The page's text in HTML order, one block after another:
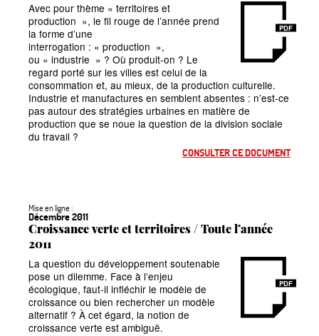
PDF
Avec pour thème « territoires et
production », le fil rouge de l’année prend
la forme d’une
interrogation : « production »,
ou « industrie » ? Où produit-on ? Le
regard porté sur les villes est celui de la
consommation et, au mieux, de la production culturelle.
Industrie et manufactures en semblent absentes : n’est-ce
pas autour des stratégies urbaines en matière de
production que se noue la question de la division sociale
du travail ?
CONSULTER CE DOCUMENT
Mise en ligne :
Décembre 2011
Croissance verte et territoires / Toute l’année
2011
PDF
La question du développement soutenable
pose un dilemme. Face à l’enjeu
écologique, faut-il infléchir le modèle de
croissance ou bien rechercher un modèle
alternatif ? À cet égard, la notion de
croissance verte est ambiguë.